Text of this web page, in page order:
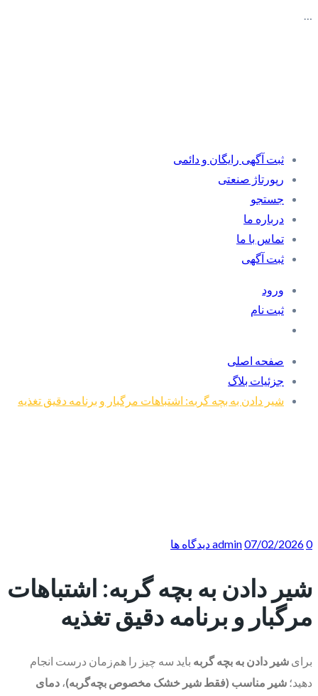
…
ثبت آگهی رایگان و دائمی
رپورتاژ صنعتی
جستجو
درباره ما
تماس با ما
ثبت آگهی
ورود
ثبت نام
صفحه اصلی
جزئیات بلاگ
شیر دادن به بچه گربه: اشتباهات مرگبار و برنامه دقیق تغذیه
admin07/02/20260 دیدگاه ها
شیر دادن به بچه گربه: اشتباهات
مرگبار و برنامه دقیق تغذیه
برای شیر دادن به بچه گربه باید سه چیز را هم‌زمان درست انجام
دهید؛ شیر مناسب (فقط شیر خشک مخصوص بچه‌گربه)، دمای